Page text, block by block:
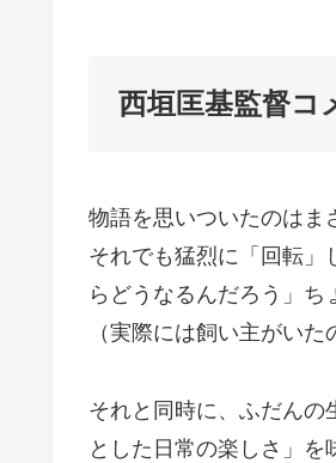
西垣匡基監督コ
物語を思いついたのはま
それでも猛烈に「回転」
らどうなるんだろう」ち
（実際には飼い主がい
それと同時に、ふだんの
とした日常の楽しさ」を